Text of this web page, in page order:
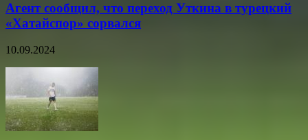
Агент сообщил, что переход Уткина в турецкий
«Хатайспор» сорвался
10.09.2024